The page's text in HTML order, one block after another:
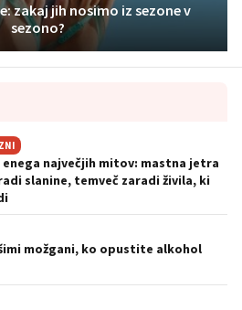
zakaj jih nosimo iz sezone v
sezono?
največjih mitov: mastna jetra
slanine, temveč zaradi živila, ki
možgani, ko opustite alkohol